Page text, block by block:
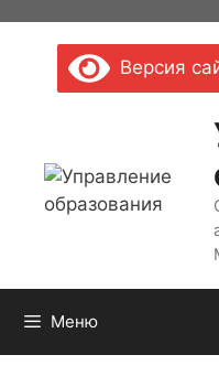
содержимомуВерсия
Меню